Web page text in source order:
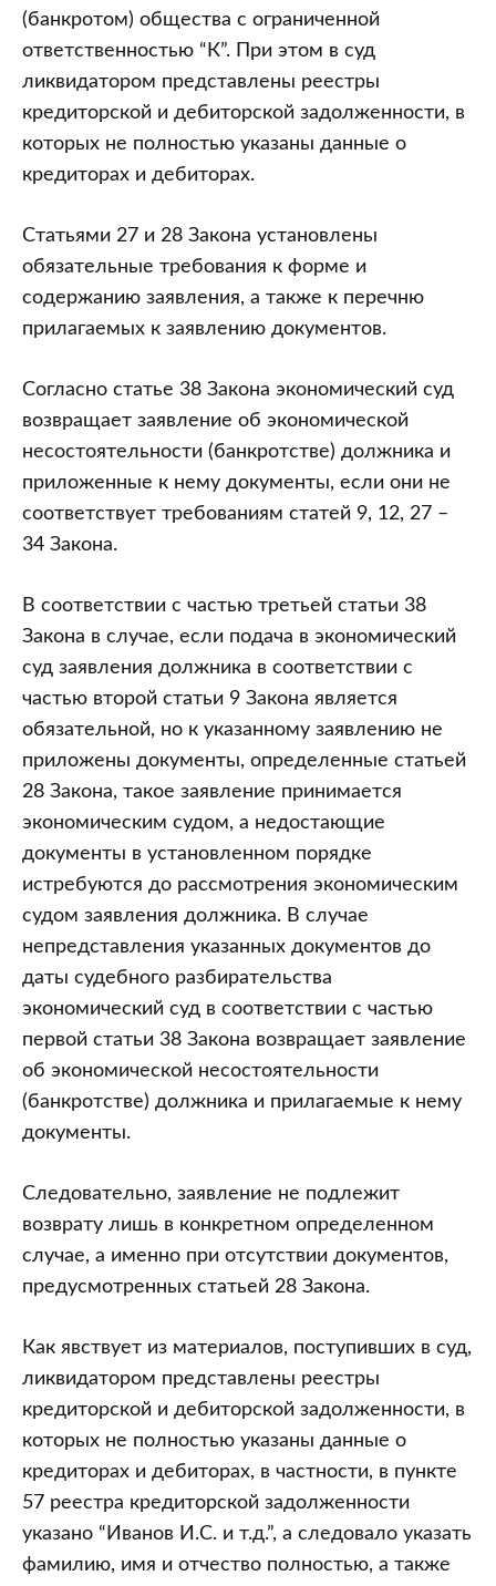
(банкротом) общества с ограниченной
ответственностью “К”. При этом в суд
ликвидатором представлены реестры
кредиторской и дебиторской задолженности, в
которых не полностью указаны данные о
кредиторах и дебиторах.
Статьями 27 и 28 Закона установлены
обязательные требования к форме и
содержанию заявления, а также к перечню
прилагаемых к заявлению документов.
Согласно статье 38 Закона экономический суд
возвращает заявление об экономической
несостоятельности (банкротстве) должника и
приложенные к нему документы, если они не
соответствует требованиям статей 9, 12, 27 –
34 Закона.
В соответствии с частью третьей статьи 38
Закона в случае, если подача в экономический
суд заявления должника в соответствии с
частью второй статьи 9 Закона является
обязательной, но к указанному заявлению не
приложены документы, определенные статьей
28 Закона, такое заявление принимается
экономическим судом, а недостающие
документы в установленном порядке
истребуются до рассмотрения экономическим
судом заявления должника. В случае
непредставления указанных документов до
даты судебного разбирательства
экономический суд в соответствии с частью
первой статьи 38 Закона возвращает заявление
об экономической несостоятельности
(банкротстве) должника и прилагаемые к нему
документы.
Следовательно, заявление не подлежит
возврату лишь в конкретном определенном
случае, а именно при отсутствии документов,
предусмотренных статьей 28 Закона.
Как явствует из материалов, поступивших в суд,
ликвидатором представлены реестры
кредиторской и дебиторской задолженности, в
которых не полностью указаны данные о
кредиторах и дебиторах, в частности, в пункте
57 реестра кредиторской задолженности
указано “Иванов И.С. и т.д.”, а следовало указать
фамилию, имя и отчество полностью, а также